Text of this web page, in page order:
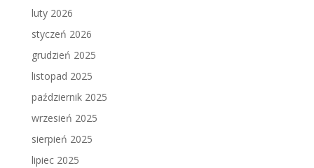
luty 2026
styczeń 2026
grudzień 2025
listopad 2025
październik 2025
wrzesień 2025
sierpień 2025
lipiec 2025